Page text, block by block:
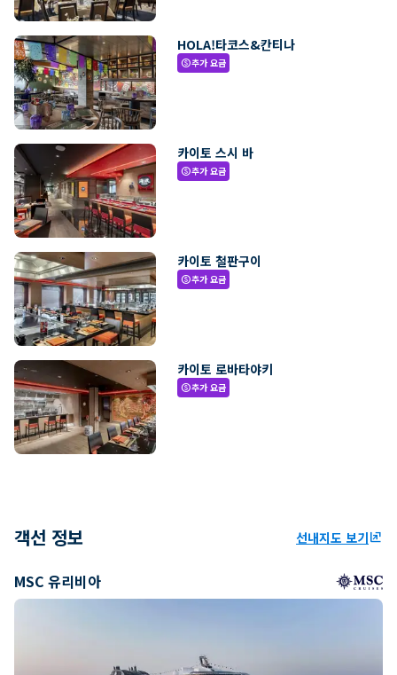
HOLA!타코스&칸티나
paid추가 요금
카이토 스시 바
paid추가 요금
카이토 철판구이
paid추가 요금
카이토 로바타야키
paid추가 요금
객선 정보 선내지도 보기ungroup
MSC 유리비아